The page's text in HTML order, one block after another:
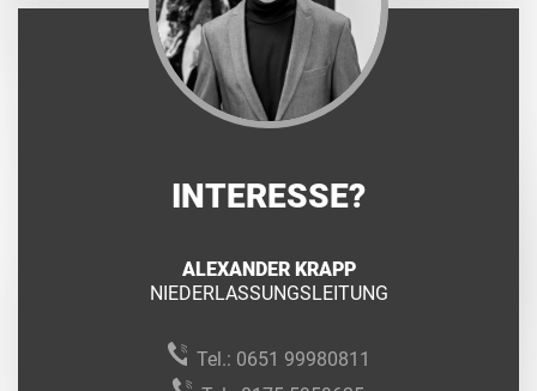
INTERESSE?
ALEXANDER KRAPP
NIEDERLASSUNGSLEITUNG
Tel.: 0651 99980811